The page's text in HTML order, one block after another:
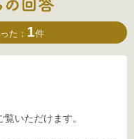
た： 1件
いただけます。